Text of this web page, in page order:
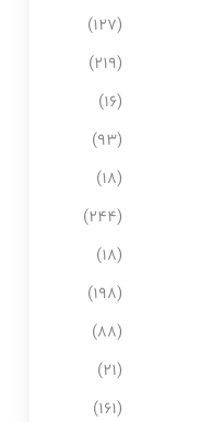
(۱۲۷)
(۲۱۹)
(۱۶)
(۹۳)
(۱۸)
(۲۴۴)
(۱۸)
(۱۹۸)
(۸۸)
(۲۱)
(۱۶۱)